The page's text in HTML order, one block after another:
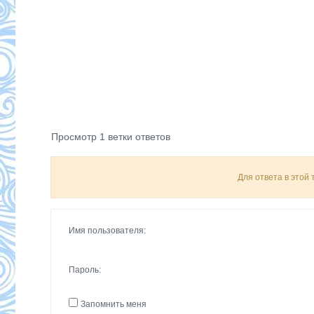
Просмотр 1 ветки ответов
Для ответа в этой
Имя пользователя:
Пароль:
Запомнить меня